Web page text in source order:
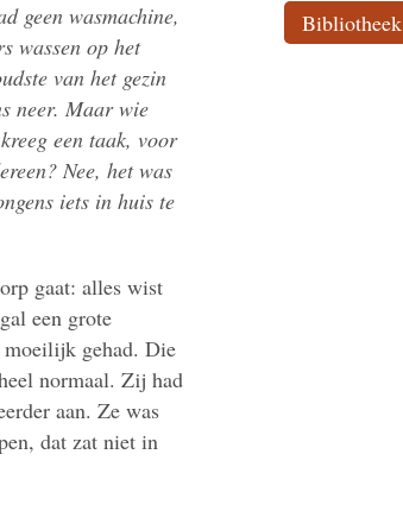
geen wasmachine,
wassen op het
van het gezin
neer. Maar wie
een taak, voor
Nee, het was
iets in huis te
gaat: alles wist
een grote
gehad. Die
normaal. Zij had
aan. Ze was
dat zat niet in
Bibliotheek